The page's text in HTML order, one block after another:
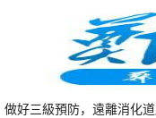
做好三級預防，遠離消化